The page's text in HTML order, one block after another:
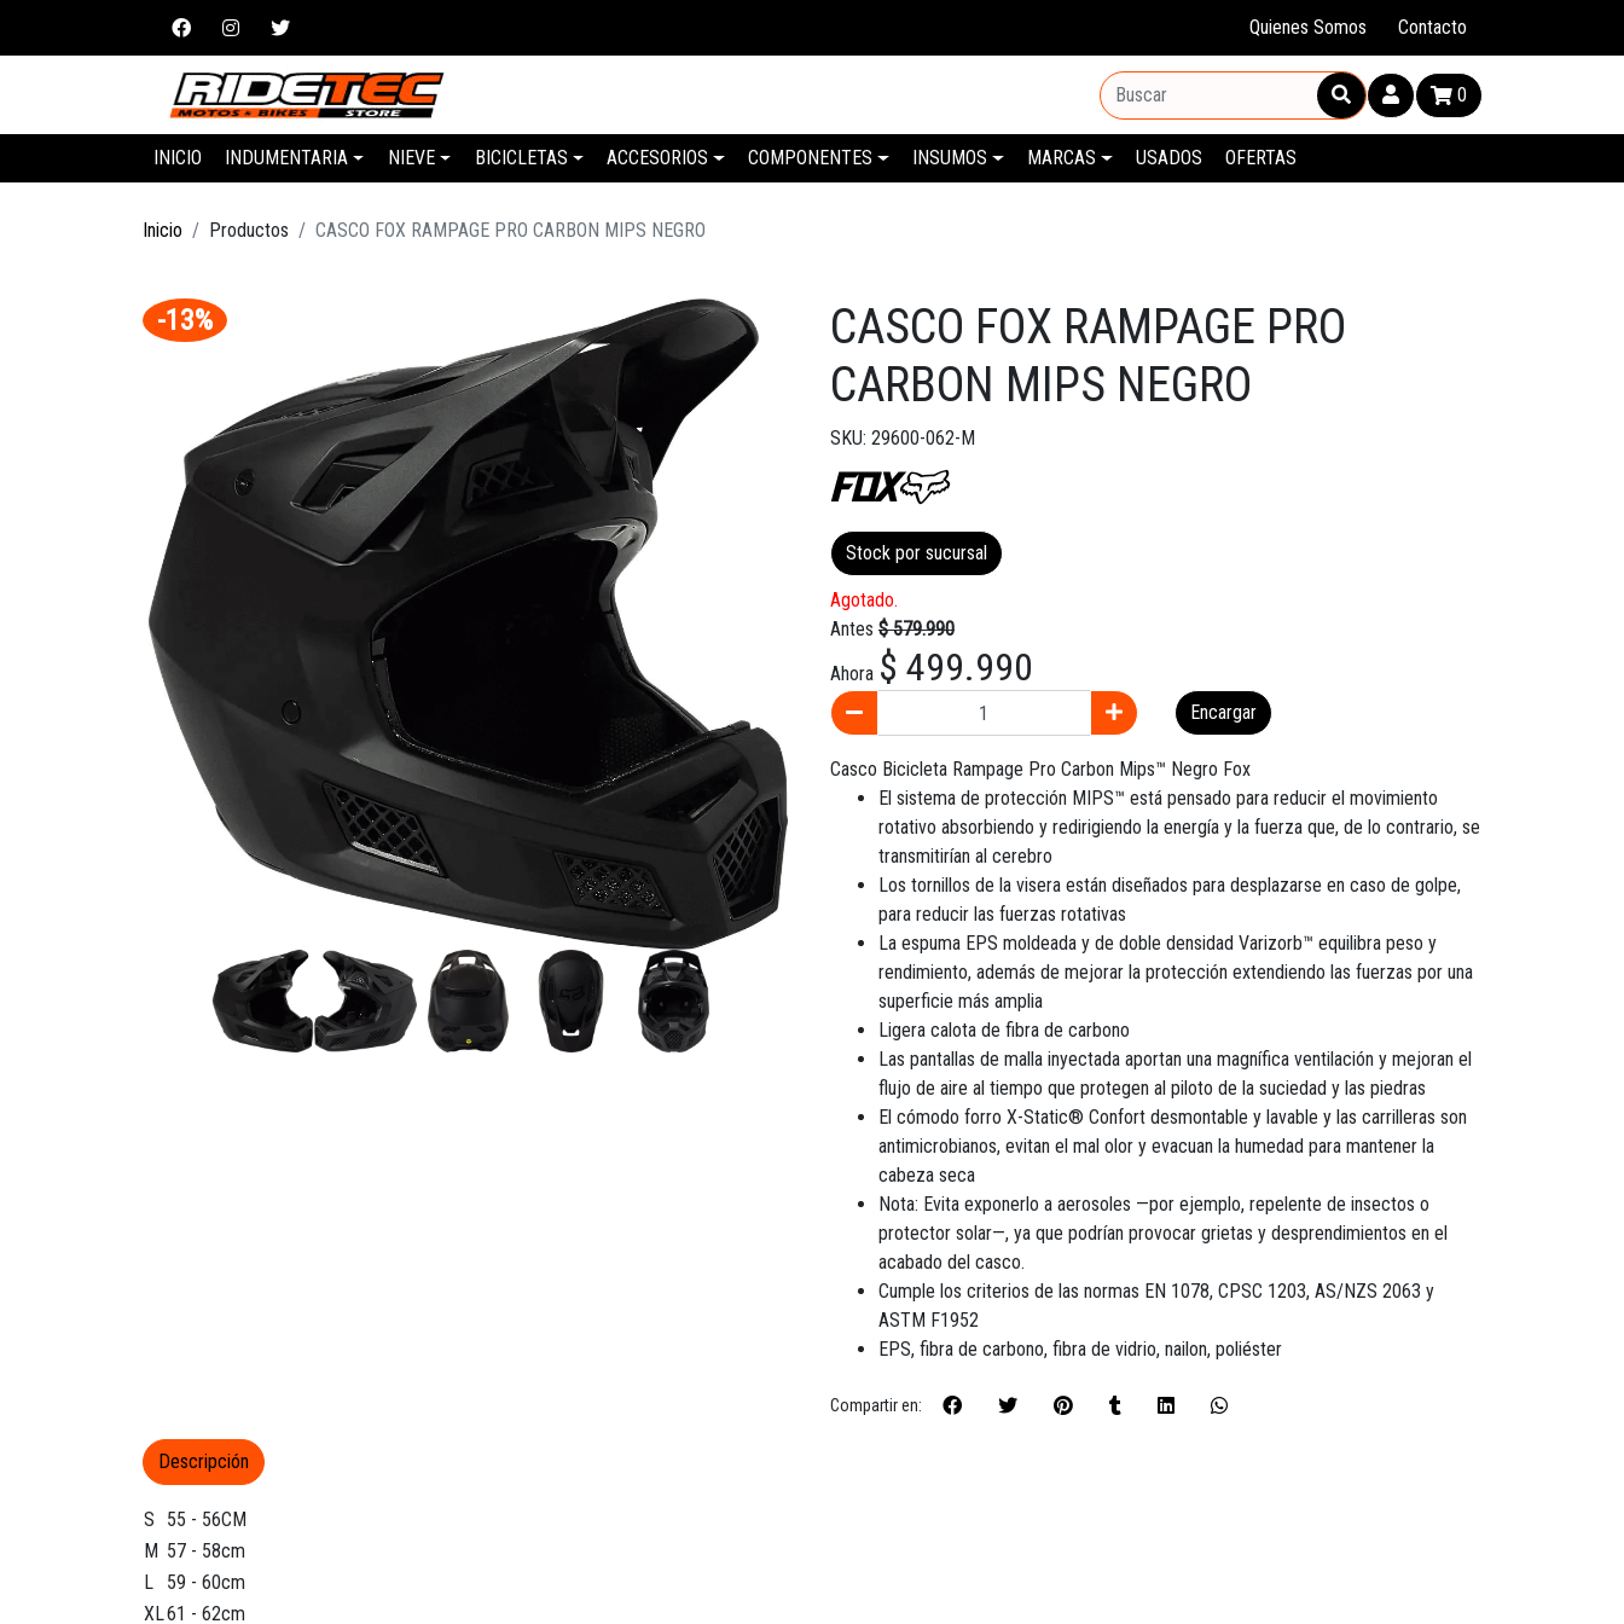
Quienes Somos Contacto
0
INICIO INDUMENTARIA NIEVE BICICLETAS ACCESORIOS COMPONENTES INSUMOS MARCAS USADOS OFERTAS
Inicio Productos CASCO FOX RAMPAGE PRO CARBON MIPS NEGRO
-13%
CASCO FOX RAMPAGE PRO
CARBON MIPS NEGRO
SKU: 29600-062-M
Stock por sucursal
Agotado.
Antes $ 579.990
Ahora $ 499.990
Encargar
Casco Bicicleta Rampage Pro Carbon Mips™ Negro Fox
El sistema de protección MIPS™ está pensado para reducir el movimiento
rotativo absorbiendo y redirigiendo la energía y la fuerza que, de lo contrario, se
transmitirían al cerebro
Los tornillos de la visera están diseñados para desplazarse en caso de golpe,
para reducir las fuerzas rotativas
La espuma EPS moldeada y de doble densidad Varizorb™ equilibra peso y
rendimiento, además de mejorar la protección extendiendo las fuerzas por una
superficie más amplia
Ligera calota de fibra de carbono
Las pantallas de malla inyectada aportan una magnífica ventilación y mejoran el
flujo de aire al tiempo que protegen al piloto de la suciedad y las piedras
El cómodo forro X-Static® Confort desmontable y lavable y las carrilleras son
antimicrobianos, evitan el mal olor y evacuan la humedad para mantener la
cabeza seca
Nota: Evita exponerlo a aerosoles —por ejemplo, repelente de insectos o
protector solar—, ya que podrían provocar grietas y desprendimientos en el
acabado del casco.
Cumple los criterios de las normas EN 1078, CPSC 1203, AS/NZS 2063 y
ASTM F1952
EPS, fibra de carbono, fibra de vidrio, nailon, poliéster
Compartir en:
S
55 - 56CM
M 57 - 58cm
L
59 - 60cm
XL61 - 62cm
Descripción